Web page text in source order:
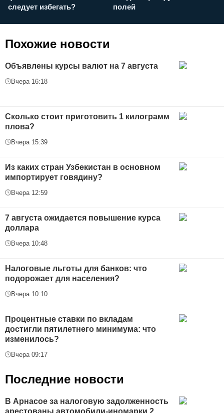
следует избегать?
полей
Похожие новости
Объявлены курсы валют на 7 августа
Вчера 16:18
Сколько стоит приготовить 1 килограмм
плова?
Вчера 15:39
Из каких стран Узбекистан в основном
импортирует говядину?
Вчера 12:59
7 августа ожидается повышение курса
доллара
Вчера 10:48
Налоговые льготы для банков: что
подорожает для населения?
Вчера 10:10
Процентные ставки по вкладам
достигли пятилетнего минимума: что
изменилось?
Вчера 09:17
Последние новости
В Арнасое за налоговую задолженность
арестованы автомобили-иномарки 2